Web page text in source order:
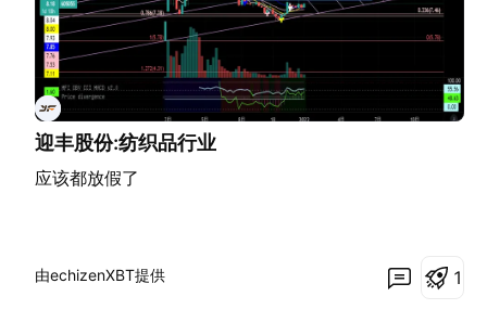
迎丰股份:纺织品行业
应该都放假了
由echizenXBT提供 1